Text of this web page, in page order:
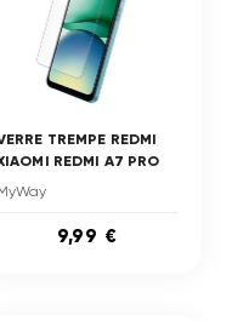
TREMPE REDMI
REDMI A7 PRO
9,99 €